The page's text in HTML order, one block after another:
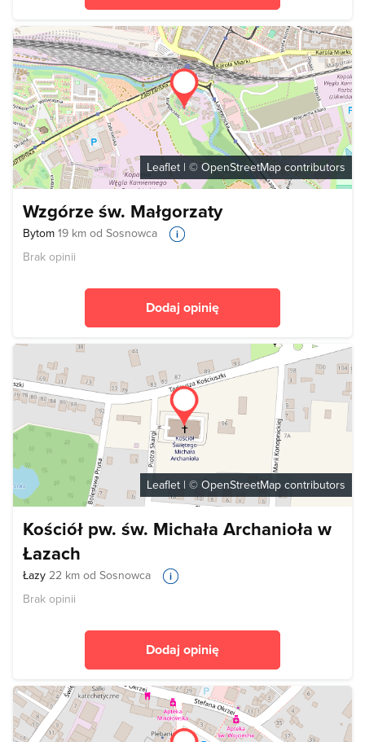
Leaflet | ©OpenStreetMapcontributors
Wzgórze św. Małgorzaty
Bytom 19 km od Sosnowca
Brak opinii
Dodaj opinię
Leaflet | © OpenStreetMap contributors
Kościół pw. św. Michała Archanioła w
Łazach
Łazy 22 km od Sosnowca
Brak opinii
Dodaj opinię